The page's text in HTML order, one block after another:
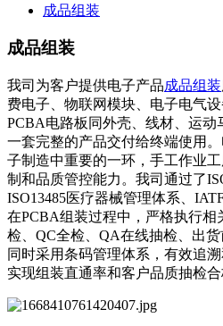
成品组装
成品组装
我司为客户提供电子产品成品组装
费电子、物联网模块、电子电气
PCBA电路板同外壳、线材、运
一套完整的产品交付给终端使用
子制造中重要的一环，手工作业
制和品质管控能力。我司通过了
ISO13485医疗器械管理体系、
在PCBA组装过程中，严格执行相
检、QC全检、QA在线抽检、出
同时采用条码管理体系，有效追
实现组装直通率和客户品质抽检合